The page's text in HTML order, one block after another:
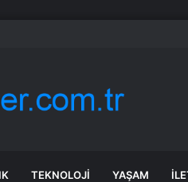
indirim var mı? Güncel benzin
TEKNOLOJI YAŞAM